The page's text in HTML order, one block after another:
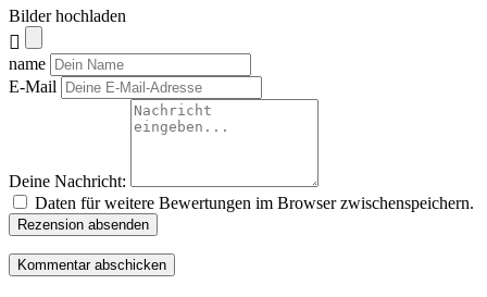
Bilder hochladen
name
E-Mail
Deine Nachricht:
Daten für weitere Bewertungen im Browser zwischenspeichern.
Rezension absenden